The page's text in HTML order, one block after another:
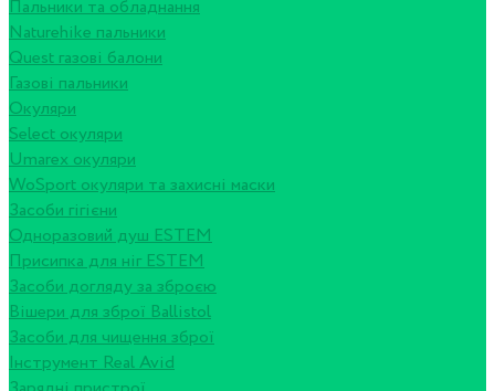
Пальники та обладнання
Naturehike пальники
Quest газові балони
Газові пальники
Окуляри
Select окуляри
Umarex окуляри
WoSport окуляри та захисні маски
Засоби гігієни
Одноразовий душ ESTEM
Присипка для ніг ESTEM
Засоби догляду за зброєю
Вішери для зброї Ballistol
Засоби для чищення зброї
Інструмент Real Avid